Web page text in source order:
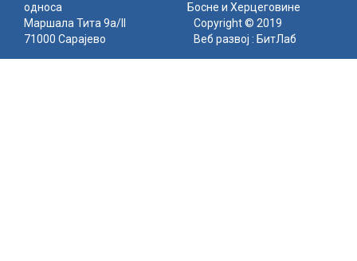
односа
Босне и Херцеговине
Маршала Тита 9а/II
71000 Сарајево
Copyright © 2019
Веб развој : БитЛаб